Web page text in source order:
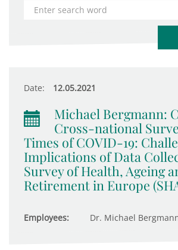
Date: 12.05.2021
Michael Bergmann:
Cross-national
Times of COVID-19:
Implications of Data
Survey of Health, Ageing
Retirement in Europe
Employees: Dr. Michael